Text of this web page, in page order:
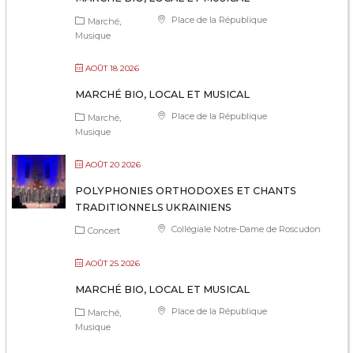
Place de la République
Marché
Musique
AOÛT 18 2026
MARCHÉ BIO, LOCAL ET MUSICAL
Place de la République
Marché
Musique
AOÛT 20 2026
POLYPHONIES ORTHODOXES ET CHANTS
TRADITIONNELS UKRAINIENS
Collégiale Notre-Dame de Roscudon
Concert
AOÛT 25 2026
MARCHÉ BIO, LOCAL ET MUSICAL
Place de la République
Marché
Musique